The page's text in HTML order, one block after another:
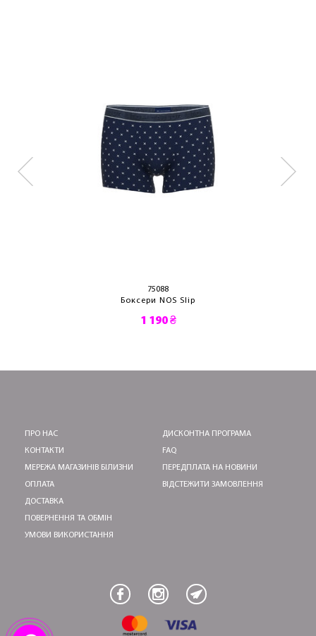
75088
Боксери NOS Slip
1 190 ₴
ПРО НАС
КОНТАКТИ
МЕРЕЖА МАГАЗИНІВ БІЛИЗНИ
ОПЛАТА
ДОСТАВКА
ПОВЕРНЕННЯ ТА ОБМІН
УМОВИ ВИКОРИСТАННЯ
ДИСКОНТНА ПРОГРАМА
FAQ
ПЕРЕДПЛАТА НА НОВИНИ
ВІДСТЕЖИТИ ЗАМОВЛЕННЯ